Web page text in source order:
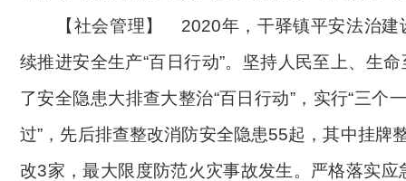
【社会管理】
2020年，干驿镇平安法治建
续推进安全生产“百日行动”。坚持人民至上、生
了安全隐患大排查大整治“百日行动”，实行“三个
过”，先后排查整改消防安全隐患55起，其中挂牌
改3家，最大限度防范火灾事故发生。严格落实应